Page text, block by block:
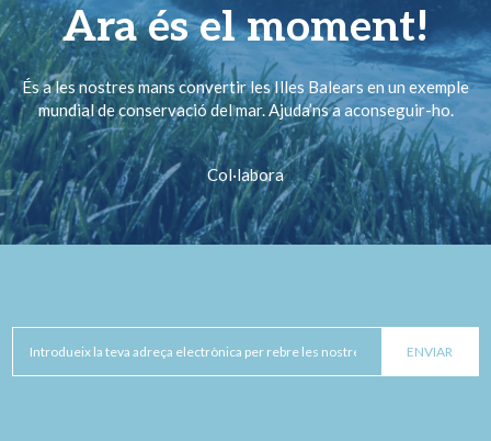
Ara és el moment!
És a les nostres mans convertir les Illes Balears en un exemple
mundial de conservació del mar. Ajuda’ns a aconseguir-ho.
Col·labora